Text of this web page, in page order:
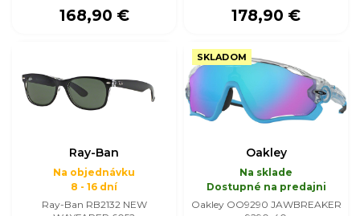
168,90 € 178,90 €
Ray-Ban
Na objednávku
8 - 16 dní
Ray-Ban RB2132 NEW
SKLADOM
Oakley
Na sklade
Dostupné na predajni
Oakley OO9290 JAWBREAKER